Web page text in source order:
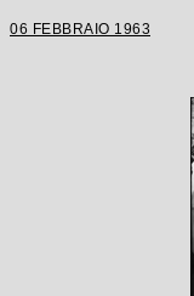
06 FEBBRAIO 1963